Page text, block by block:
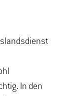
In den